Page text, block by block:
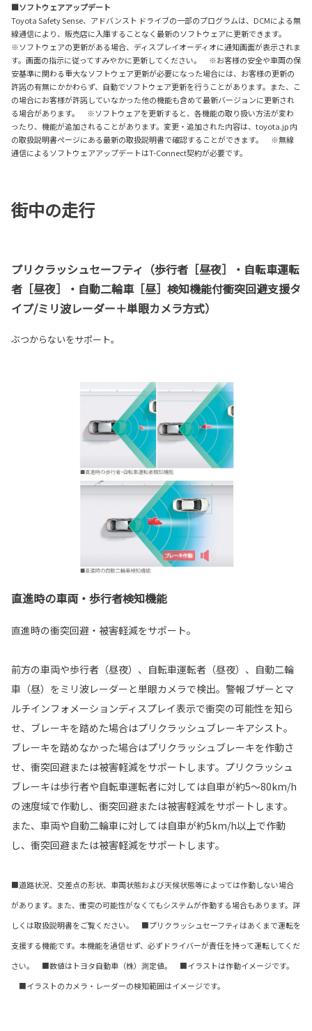
■ソフトウェアアップデート
Toyota Safety Sense、アドバンスト ドライブの一部のプログラムは、DCMによる無
線通信により、販売店に入庫することなく最新のソフトウェアに更新できます。
※ソフトウェアの更新がある場合、ディスプレイオーディオに通知画面が表示されま
す。画面の指示に従ってすみやかに更新してください。 ※お客様の安全や車両の保
安基準に関わる重大なソフトウェア更新が必要になった場合には、お客様の更新の
許諾の有無にかかわらず、自動でソフトウェア更新を行うことがあります。また、こ
の場合にお客様が許諾していなかった他の機能も含めて最新バージョンに更新され
る場合があります。 ※ソフトウェアを更新すると、各機能の取り扱い方法が変わ
ったり、機能が追加されることがあります。変更・追加された内容は、toyota.jp 内
の取扱説明書ページにある最新の取扱説明書で確認することができます。 ※無線
通信によるソフトウェアアップデートはT-Connect契約が必要です。
街中の走行
プリクラッシュセーフティ（歩行者［昼夜］・自転車運転
者［昼夜］・自動二輪車［昼］検知機能付衝突回避支援タ
イプ/ミリ波レーダー＋単眼カメラ方式）
ぶつからないをサポート。
直進時の車両・歩行者検知機能
直進時の衝突回避・被害軽減をサポート。
前方の車両や歩行者（昼夜）、自転車運転者（昼夜）、自動二輪
車（昼）をミリ波レーダーと単眼カメラで検出。警報ブザーとマ
ルチインフォメーションディスプレイ表示で衝突の可能性を知ら
せ、ブレーキを踏めた場合はプリクラッシュブレーキアシスト。
ブレーキを踏めなかった場合はプリクラッシュブレーキを作動さ
せ、衝突回避または被害軽減をサポートします。プリクラッシュ
ブレーキは歩行者や自転車運転者に対しては自車が約5〜80km/h
の速度域で作動し、衝突回避または被害軽減をサポートします。
また、車両や自動二輪車に対しては自車が約5km/h以上で作動
し、衝突回避または被害軽減をサポートします。
■道路状況、交差点の形状、車両状態および天候状態等によっては作動しない場合
があります。また、衝突の可能性がなくてもシステムが作動する場合もあります。詳
しくは取扱説明書をご覧ください。 ■プリクラッシュセーフティはあくまで運転を
支援する機能です。本機能を過信せず、必ずドライバーが責任を持って運転してくだ
さい。 ■数値はトヨタ自動車（株）測定値。 ■イラストは作動イメージです。
■イラストのカメラ・レーダーの検知範囲はイメージです。